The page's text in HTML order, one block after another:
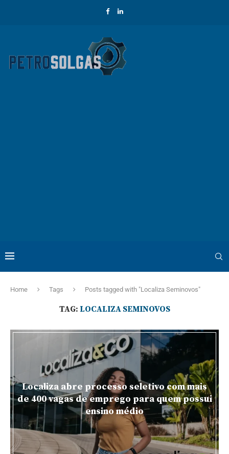
Home Tags Posts tagged with "Localiza Seminovos"
TAG: LOCALIZA SEMINOVOS
Localiza abre processo seletivo com mais
de 400 vagas de emprego para quem possui
ensino médio